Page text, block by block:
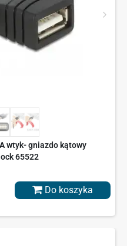
wtyk- gniazdo kątowy
65522
Do koszyka